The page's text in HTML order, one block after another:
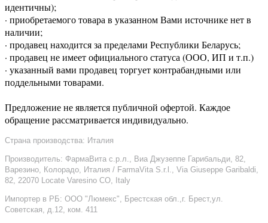
идентичны);
· приобретаемого товара в указанном Вами источнике нет в
наличии;
· продавец находится за пределами Республики Беларусь;
· продавец не имеет официального статуса (ООО, ИП и т.п.)
· указанный вами продавец торгует контрабандными или
поддельными товарами.
Предложение не является публичной офертой. Каждое
обращение рассматривается индивидуально.
Страна производства: Италия
Производитель: ФармаВита с.р.л., Виа Джузеппе Гарибальди, 82,
Варезино, Колорадо, Италия / FarmaVita S.r.l., Via Giuseppe Garibaldi,
82, 22070 Locate Varesino CO, Italy
Импортер в РБ: ООО "Люмекс", Брестская обл.,г. Брест,ул.
Советская, д.12, ком. 411